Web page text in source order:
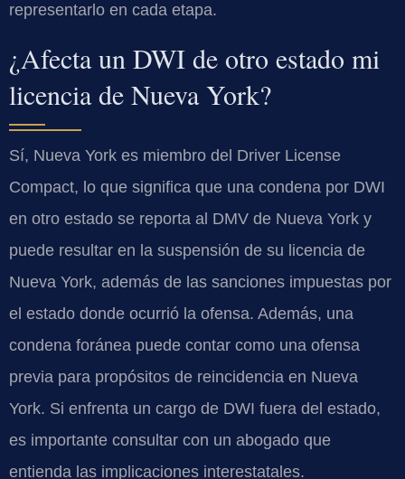
representarlo en cada etapa.
¿Afecta un DWI de otro estado mi
licencia de Nueva York?
Sí, Nueva York es miembro del Driver License
Compact, lo que significa que una condena por DWI
en otro estado se reporta al DMV de Nueva York y
puede resultar en la suspensión de su licencia de
Nueva York, además de las sanciones impuestas por
el estado donde ocurrió la ofensa. Además, una
condena foránea puede contar como una ofensa
previa para propósitos de reincidencia en Nueva
York. Si enfrenta un cargo de DWI fuera del estado,
es importante consultar con un abogado que
entienda las implicaciones interestatales.